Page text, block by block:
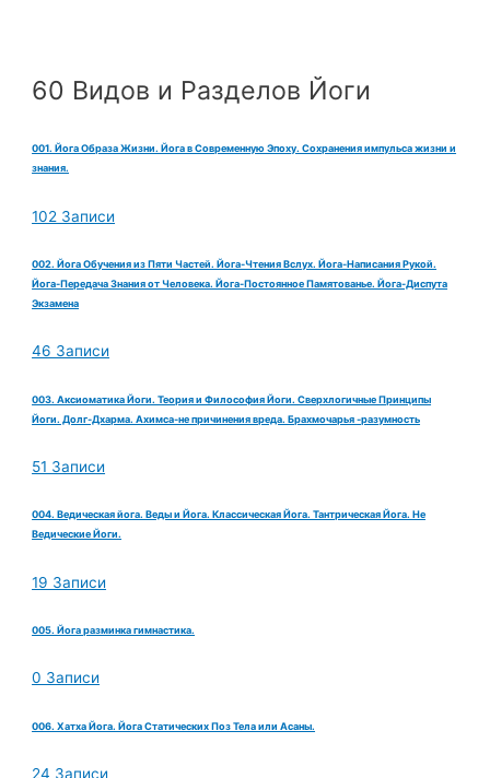
60 Видов и Разделов Йоги
001. Йога Образа Жизни. Йога в Современную Эпоху. Сохранения импульса жизни и
знания.
102 Записи
002. Йога Обучения из Пяти Частей. Йога-Чтения Вслух. Йога-Написания Рукой.
Йога-Передача Знания от Человека. Йога-Постоянное Памятованье. Йога-Диспута
Экзамена
46 Записи
003. Аксиоматика Йоги. Теория и Философия Йоги. Сверхлогичные Принципы
Йоги. Долг-Дхарма. Ахимса-не причинения вреда. Брахмочарья -разумность
51 Записи
004. Ведическая йога. Веды и Йога. Классическая Йога. Тантрическая Йога. Не
Ведические Йоги.
19 Записи
005. Йога разминка гимнастика.
0 Записи
006. Хатха Йога. Йога Статических Поз Тела или Асаны.
24 Записи